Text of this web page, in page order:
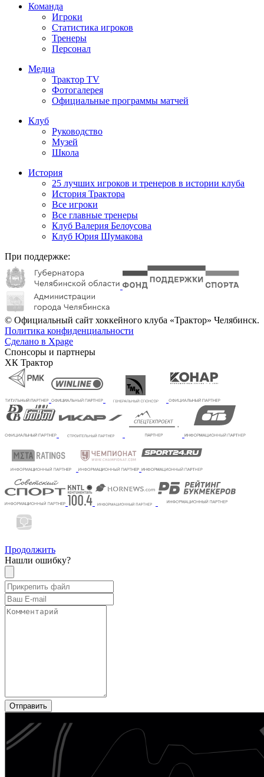
Команда
Игроки
Статистика игроков
Тренеры
Персонал
Медиа
Трактор TV
Фотогалерея
Официальные программы матчей
Клуб
Руководство
Музей
Школа
История
25 лучших игроков и тренеров в истории клуба
История Трактора
Все игроки
Все главные тренеры
Клуб Валерия Белоусова
Клуб Юрия Шумакова
При поддержке:
© Официальный сайт хоккейного клуба «Трактор» Челябинск.
Политика конфиденциальности
Сделано в Xpage
Спонсоры и партнеры
ХК Трактор
Продолжить
Нашли ошибку?